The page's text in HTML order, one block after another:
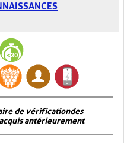
de vérification des
antérieurement